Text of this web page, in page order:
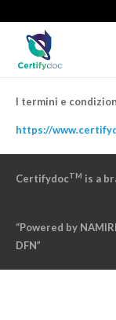
I termini e
https://
CertifydocTM is a
“Powered by
DFN”